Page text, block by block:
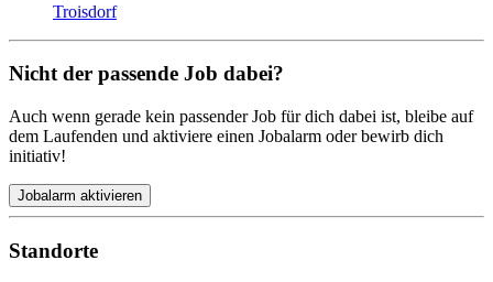
Troisdorf
Nicht der passende Job dabei?
Auch wenn gerade kein passender Job für dich dabei ist, bleibe auf
dem Laufenden und aktiviere einen Jobalarm oder bewirb dich
initiativ!
Jobalarm aktivieren
Standorte